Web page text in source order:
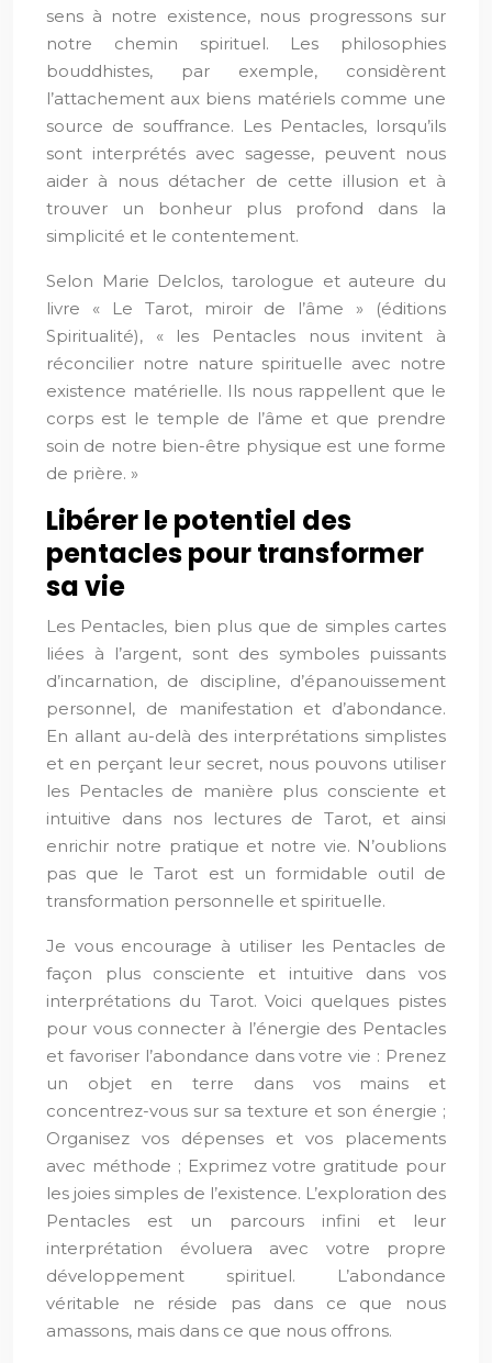
sens à notre existence, nous progressons sur
notre chemin spirituel. Les philosophies
bouddhistes, par exemple, considèrent
l’attachement aux biens matériels comme une
source de souffrance. Les Pentacles, lorsqu’ils
sont interprétés avec sagesse, peuvent nous
aider à nous détacher de cette illusion et à
trouver un bonheur plus profond dans la
simplicité et le contentement.
Selon Marie Delclos, tarologue et auteure du
livre « Le Tarot, miroir de l’âme » (éditions
Spiritualité), « les Pentacles nous invitent à
réconcilier notre nature spirituelle avec notre
existence matérielle. Ils nous rappellent que le
corps est le temple de l’âme et que prendre
soin de notre bien-être physique est une forme
de prière. »
Libérer le potentiel des
pentacles pour transformer
sa vie
Les Pentacles, bien plus que de simples cartes
liées à l’argent, sont des symboles puissants
d’incarnation, de discipline, d’épanouissement
personnel, de manifestation et d’abondance.
En allant au-delà des interprétations simplistes
et en perçant leur secret, nous pouvons utiliser
les Pentacles de manière plus consciente et
intuitive dans nos lectures de Tarot, et ainsi
enrichir notre pratique et notre vie. N’oublions
pas que le Tarot est un formidable outil de
transformation personnelle et spirituelle.
Je vous encourage à utiliser les Pentacles de
façon plus consciente et intuitive dans vos
interprétations du Tarot. Voici quelques pistes
pour vous connecter à l’énergie des Pentacles
et favoriser l’abondance dans votre vie : Prenez
un objet en terre dans vos mains et
concentrez-vous sur sa texture et son énergie ;
Organisez vos dépenses et vos placements
avec méthode ; Exprimez votre gratitude pour
les joies simples de l’existence. L’exploration des
Pentacles est un parcours infini et leur
interprétation évoluera avec votre propre
développement spirituel. L’abondance
véritable ne réside pas dans ce que nous
amassons, mais dans ce que nous offrons.